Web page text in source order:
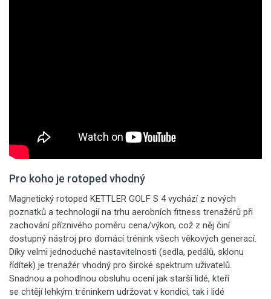
Pro koho je rotoped vhodný
Magnetický rotoped KETTLER GOLF S 4 vychází z nových
poznatků a technologií na trhu aerobních fitness trenažérů při
zachování příznivého poměru cena/výkon, což z něj činí
dostupný nástroj pro domácí trénink všech věkových generací.
Díky velmi jednoduché nastavitelnosti (sedla, pedálů, sklonu
řídítek) je trenažér vhodný pro široké spektrum uživatelů.
Snadnou a pohodlnou obsluhu ocení jak starší lidé, kteří
se chtějí lehkým tréninkem udržovat v kondici, tak i lidé